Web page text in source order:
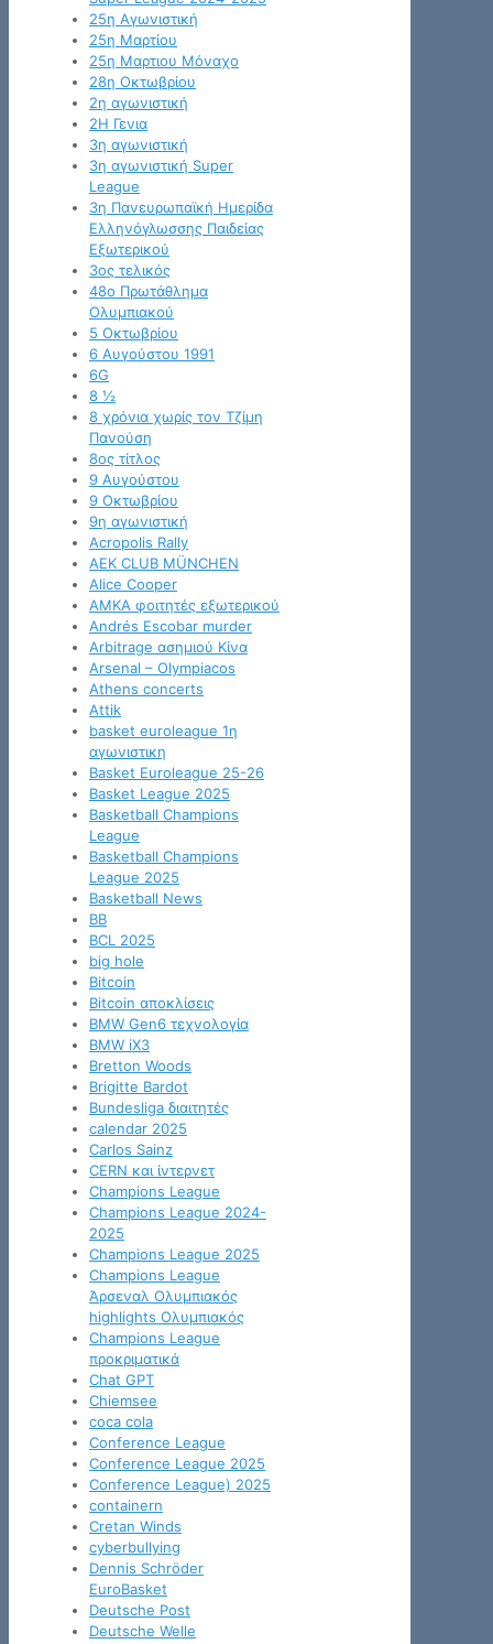
25η Αγωνιστική
25η Μαρτίου
25η Μαρτιου Μόναχο
28η Οκτωβρίου
2η αγωνιστική
2Η Γενια
3η αγωνιστική
3η αγωνιστική Super
League
3η Πανευρωπαϊκή Ημερίδα
Ελληνόγλωσσης Παιδείας
Εξωτερικού
3ος τελικός
48ο Πρωτάθλημα
Ολυμπιακού
5 Οκτωβρίου
6 Αυγούστου 1991
6G
8 ½
8 χρόνια χωρίς τον Τζίμη
Πανούση
8ος τίτλος
9 Αυγούστου
9 Οκτωβρίου
9η αγωνιστική
Acropolis Rally
AEK CLUB MÜNCHEN
Alice Cooper
AMKA φοιτητές εξωτερικού
Andrés Escobar murder
Arbitrage ασημιού Κίνα
Arsenal – Olympiacos
Athens concerts
Attik
basket euroleague 1η
αγωνιστικη
Basket Euroleague 25-26
Basket League 2025
Basketball Champions
League
Basketball Champions
League 2025
Basketball News
BB
BCL 2025
big hole
Bitcoin
Bitcoin αποκλίσεις
BMW Gen6 τεχνολογία
BMW iX3
Bretton Woods
Brigitte Bardot
Bundesliga διαιτητές
calendar 2025
Carlos Sainz
CERN και ίντερνετ
Champions League
Champions League 2024-
2025
Champions League 2025
Champions League
Άρσεναλ Ολυμπιακός
highlights Ολυμπιακός
Champions League
προκριματικά
Chat GPT
Chiemsee
coca cola
Conference League
Conference League 2025
Conference League) 2025
containern
Cretan Winds
cyberbullying
Dennis Schröder
EuroBasket
Deutsche Post
Deutsche Welle